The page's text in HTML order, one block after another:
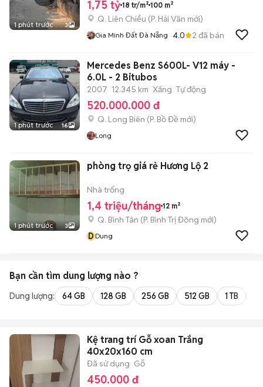
1 phút trước 3
1,75 tỷ 18 tr/m² 100 m²
Q. Liên Chiểu (P. Hải Vân mới)
Gia Minh Đất Đà Nẵng 4.0 2 đã bán
1 phút trước 16
Mercedes Benz S600L- V12 máy -
6.0L - 2 Bitubos
2007 12.345 km Xăng Tự động
520.000.000 đ
Q. Long Biên (P. Bồ Đề mới)
Long
1 phút trước 3
phòng trọ giá rẻ Hương Lộ 2
Nhà trống
1,4 triệu/tháng 12 m²
Q. Bình Tân (P. Bình Trị Đông mới)
DDung
Bạn cần tìm dung lượng nào ?
Dung lượng: 64 GB 128 GB 256 GB 512 GB 1 TB
Kệ trang trí Gỗ xoan Trắng
40x20x160 cm
Đã sử dụng Gỗ
450.000 đ